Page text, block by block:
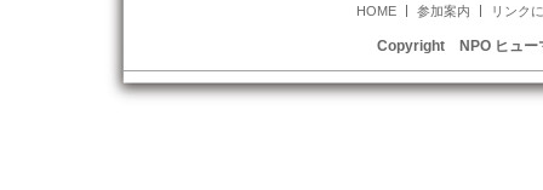
HOME 参加案内 リンク
Copyright NPO ヒュー